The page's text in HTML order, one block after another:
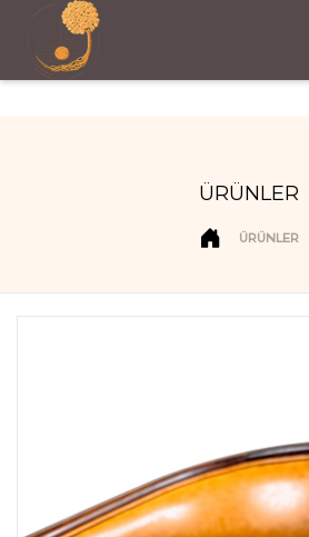
ÜRÜNLER
ÜRÜNLER